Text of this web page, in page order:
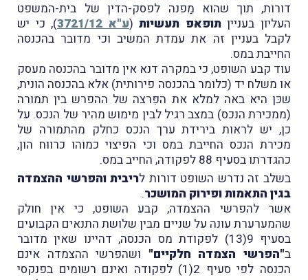
דורות, תוך שהוא מַפנה לפסק-הדין של בית-המשפט
העליון בענייןתופאפ תעשיות(ע"א 3721/12
), כי יש
לקבל בעניין זה את עמדת המשיב וכי מדובר בהכנסה
החייבת במס.
עוד קבע השופט, כי במקרה דנא אין מדובר בהכנסה מעסק
או משלח יד (כלומר בהכנסה פירותית) אלא בהכנסה הונית,
שכּן היא באה למלא את הפִּרצה של ההפרש בין תמורה
(ממכירת הנכס) במצב רגיל לבין מימוש מהיר של הנכס. על
כן, יש לראות בירידת ערך הנכס כחלק מהתמורה של
מכירת הנכס החייבת במס וכי הפיצוי כמוהו כרווח הון,
כהגדרתו בסעיף 88 לפקודה, החייב במס.
בשלב זה נדרש השופט דורות לריבית והפרשי ההצמדה
בגין התאמות ופירוק המושכר.
אשר להפרשי ההצמדה, קבע השופט, כי אין חולק
שהמערערת עונה על שניים מבּין שלושת התנאים הקבועים
בסעיף 9(13) לפקודת מס הכנסה, דהיינו שאין מדובר
ב"הפרשי הצמדה חלקיים" ושהפרשי ההצמדה אינם
הכנסה לפי סעיף 2(1) לפקודה ואינם רשומים בפנקסי